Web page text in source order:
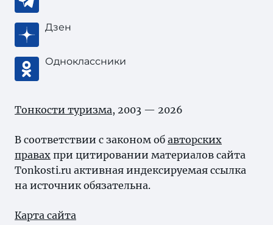
Дзен
Одноклассники
Тонкости туризма, 2003 — 2026
В соответствии с законом об авторских
правах при цитировании материалов сайта
Tonkosti.ru активная индексируемая ссылка
на источник обязательна.
Карта сайта